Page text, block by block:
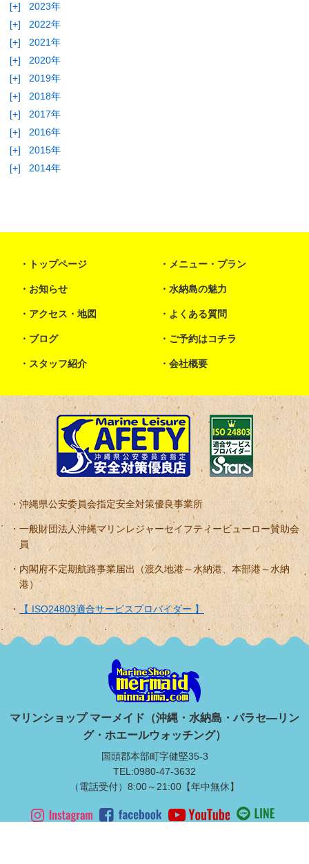
[+]
2023年
[+]
2022年
[+]
2021年
[+]
2020年
[+]
2019年
[+]
2018年
[+]
2017年
[+]
2016年
[+]
2015年
[+]
2014年
トップページ メニュー・プラン
お知らせ 水納島の魅力
アクセス・地図 よくある質問
ブログ ご予約はコチラ
スタッフ紹介 会社概要
沖縄県公安委員会指定安全対策優良事業所
一般財団法人沖縄マリンレジャーセイフティービューロー賛助会
員
内閣府不定期航路事業届出（渡久地港～水納港、本部港～水納
港）
【 ISO24803適合サービスプロバイダー 】
マリンショップ マーメイド（沖縄・水納島・パラセ―リン
グ・ホエールウォッチング）
国頭郡本部町字健堅35-3
TEL:0980-47-3632
（電話受付）8:00～21:00【年中無休】